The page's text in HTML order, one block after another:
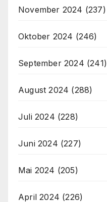
November 2024 (237)
Oktober 2024 (246)
September 2024 (241)
August 2024 (288)
Juli 2024 (228)
Juni 2024 (227)
Mai 2024 (205)
April 2024 (226)